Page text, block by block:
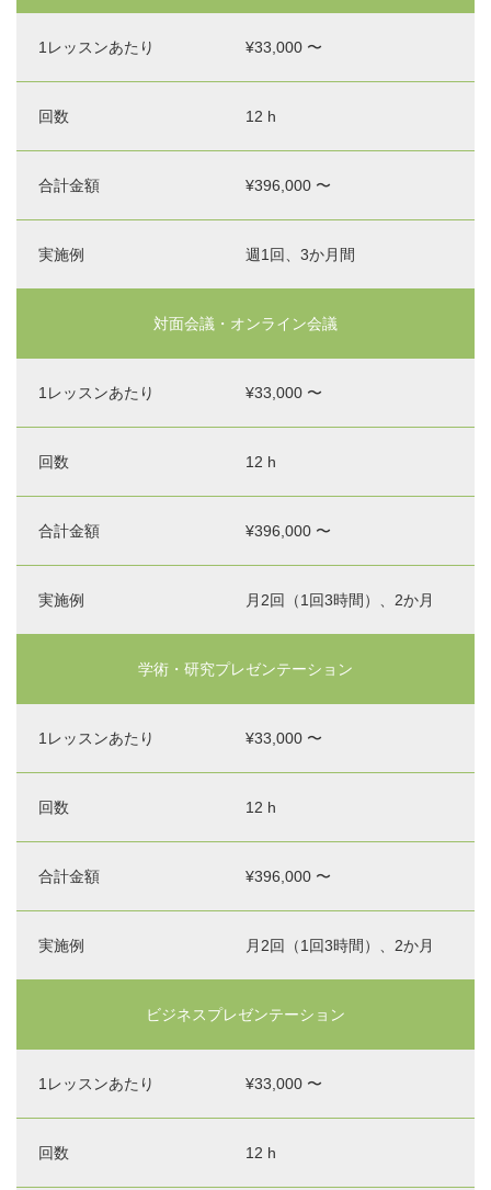
¥33,000 〜
12 h
¥396,000 〜
週1回、3か月間
対面会議・オンライン会議
¥33,000 〜
12 h
¥396,000 〜
月2回（1回3時間）、2か月
学術・研究プレゼンテーション
¥33,000 〜
12 h
¥396,000 〜
月2回（1回3時間）、2か月
ビジネスプレゼンテーション
¥33,000 〜
12 h